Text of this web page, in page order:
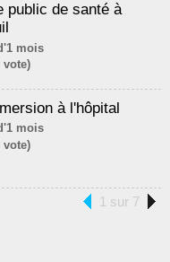
public de santé à
mois
vote)
à l'hôpital
mois
vote)
1 sur 7